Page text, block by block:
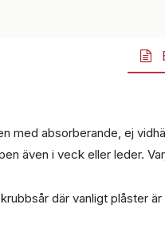
med absorberande, ej
även i veck eller leder.
där vanligt plåster